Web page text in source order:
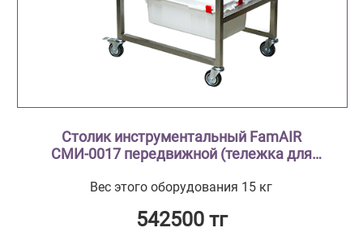
Столик инструментальный FamAIR
СМИ-0017 передвижной (тележка для
Вес этого оборудования 15 кг
542500 тг